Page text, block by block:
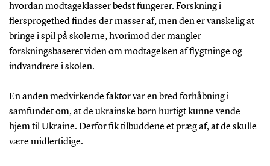
hvordan modtageklasser bedst fungerer. Forskning i
flersprogethed findes der masser af, men den er vanskelig at
bringe i spil på skolerne, hvorimod der mangler
forskningsbaseret viden om modtagelsen af flygtninge og
indvandrere i skolen.
En anden medvirkende faktor var en bred forhåbning i
samfundet om, at de ukrainske børn hurtigt kunne vende
hjem til Ukraine. Derfor fik tilbuddene et præg af, at de skulle
være midlertidige.